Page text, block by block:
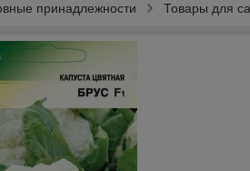
принадлежности Товары для